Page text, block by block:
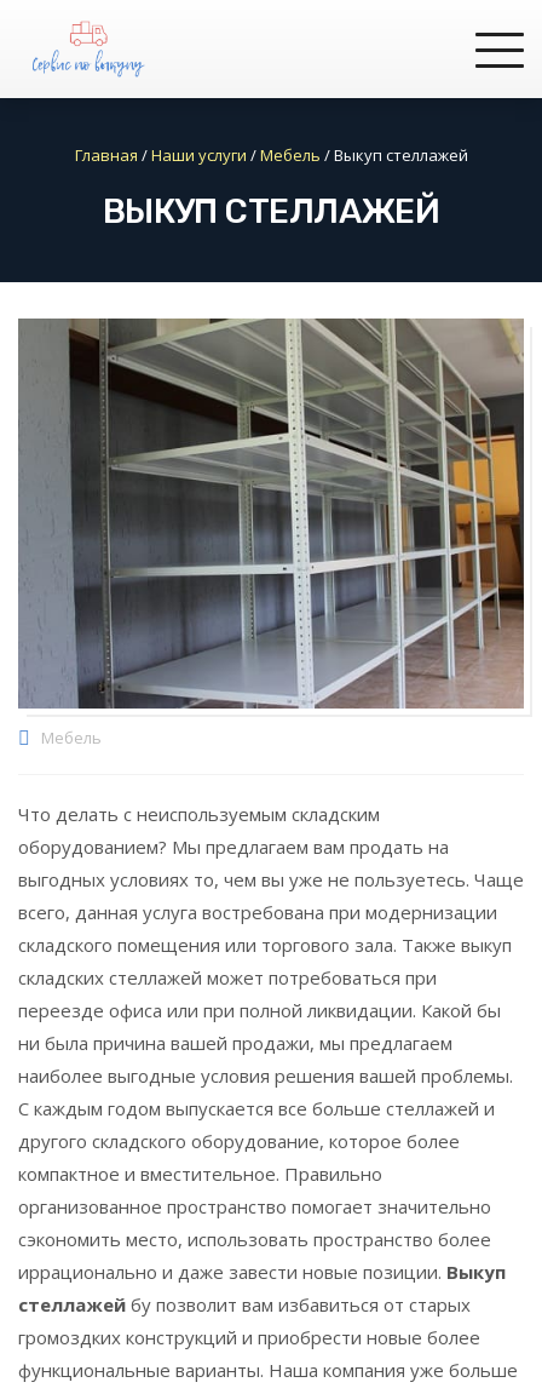
Главная /Наши услуги /Мебель /Выкуп стеллажей
ВЫКУП СТЕЛЛАЖЕЙ
Мебель
Что делать с неиспользуемым складским
оборудованием? Мы предлагаем вам продать на
выгодных условиях то, чем вы уже не пользуетесь. Чаще
всего, данная услуга востребована при модернизации
складского помещения или торгового зала. Также выкуп
складских стеллажей может потребоваться при
переезде офиса или при полной ликвидации. Какой бы
ни была причина вашей продажи, мы предлагаем
наиболее выгодные условия решения вашей проблемы.
С каждым годом выпускается все больше стеллажей и
другого складского оборудование, которое более
компактное и вместительное. Правильно
организованное пространство помогает значительно
сэкономить место, использовать пространство более
иррационально и даже завести новые позиции. Выкуп
стеллажей бу позволит вам избавиться от старых
громоздких конструкций и приобрести новые более
функциональные варианты. Наша компания уже больше